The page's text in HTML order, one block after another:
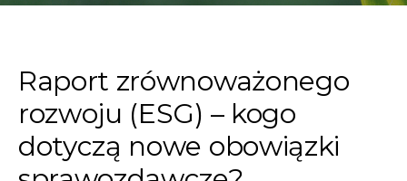
Raport zrównoważonego
rozwoju (ESG) – kogo
dotyczą nowe obowiązki